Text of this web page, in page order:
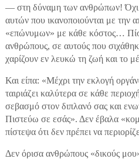
— στη δύναμη των ανθρώπων! Όχι
αυτών που ικανοποιούνται με την
«επώνυμων» με κάθε κόστος…
ανθρώπους, σε αυτούς που
χαρίζουν εν λευκώ τη ζωή και το
Και είπα: «Μέχρι την εκλογή
ταιριάζει καλύτερα σε κάθε
σεβασμό στον διπλανό σας και
Πιστεύω σε εσάς». Δεν έβαλα
πίστεψα ότι δεν πρέπει να
Δεν όρισα ανθρώπους «δικούς